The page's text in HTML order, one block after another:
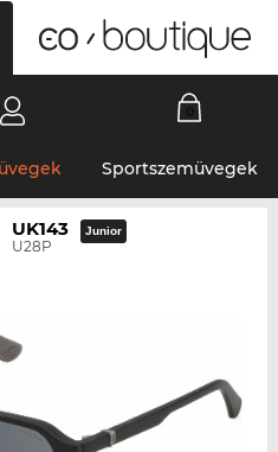
Sportszemüvegek
UK143
U28P
Junior